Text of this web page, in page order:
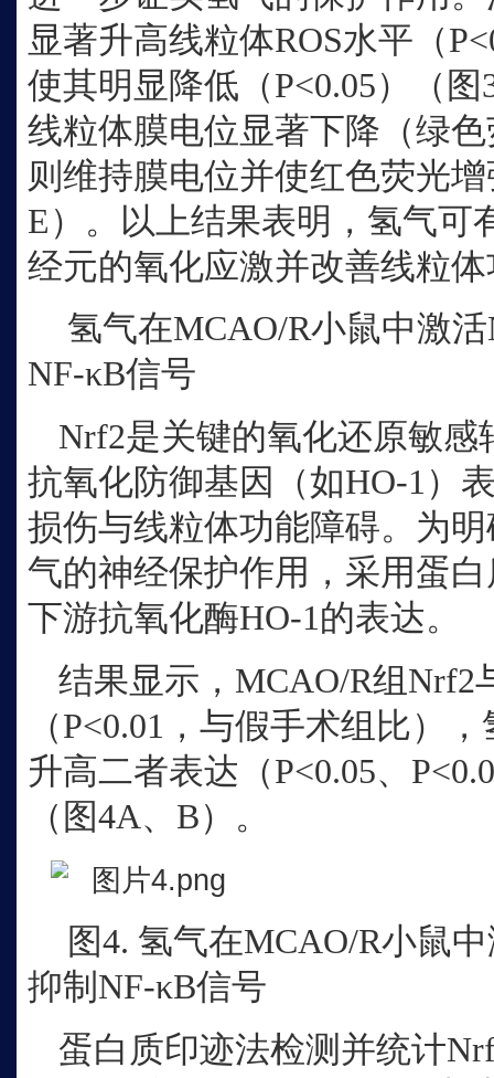
显著升高线粒体ROS水平（
使其明显降低（P<0.05）（
线粒体膜电位显著下降（绿
则维持膜电位并使红色荧光
E）。以上结果表明，氢气可
经元的氧化应激并改善线粒
氢气在MCAO/R小鼠中激
NF‑κB信号
Nrf2是关键的氧化还原敏
抗氧化防御基因（如HO‑1）
损伤与线粒体功能障碍。为
气的神经保护作用，采用蛋
下游抗氧化酶HO‑1的表达。
结果显示， MCAO/R组Nrf2
（P<0.01，与假手术组比）
升高二者表达（P<0.05、
（图4A、B）。
图 4. 氢气在MCAO/R小鼠
抑制NF‑κB信号
蛋白质印迹法检测并统计